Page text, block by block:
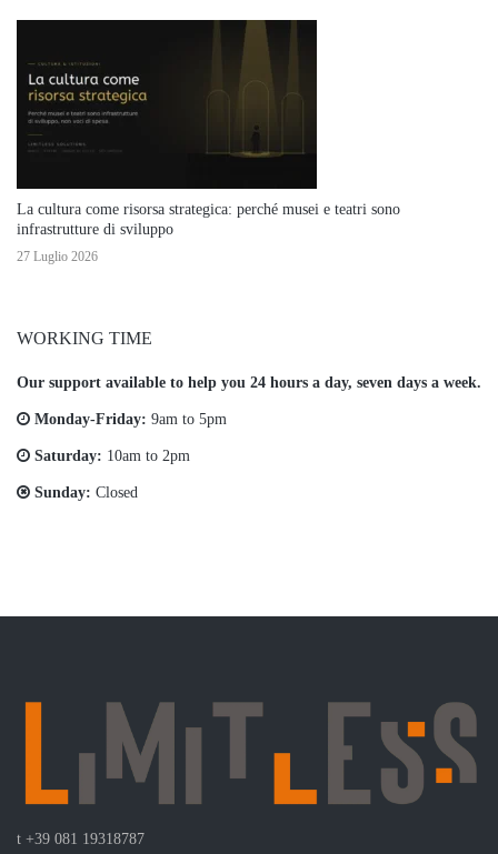
La cultura come risorsa strategica: perché musei e teatri sono
infrastrutture di sviluppo
27 Luglio 2026
WORKING TIME
Our support available to help you 24 hours a day, seven days a week.
Monday-Friday: 9am to 5pm
Saturday: 10am to 2pm
Sunday: Closed
t +39 081 19318787